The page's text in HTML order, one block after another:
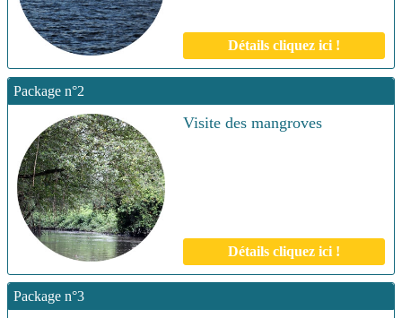
Détails cliquez ici !
Package n°2
Visite des mangroves
Détails cliquez ici !
Package n°3